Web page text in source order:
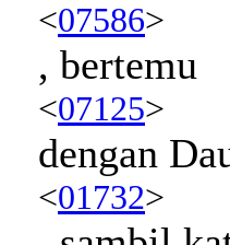
<07586>
, bertemu
<07125>
dengan
<01732>